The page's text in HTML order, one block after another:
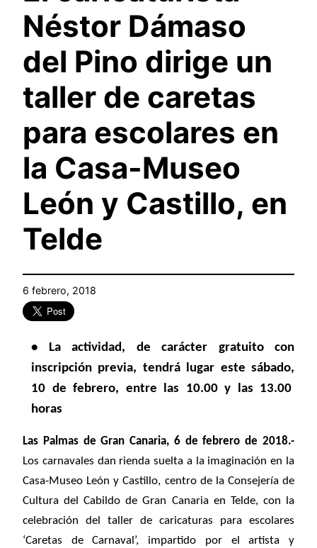
Néstor Dámaso
del Pino dirige un
taller de caretas
para escolares en
la Casa-Museo
León y Castillo, en
Telde
6 febrero, 2018
• La actividad, de carácter gratuito con
inscripción previa, tendrá lugar este sábado,
10 de febrero, entre las 10.00 y las 13.00
horas
Las Palmas de Gran Canaria, 6 de febrero de 2018.-
Los carnavales dan rienda suelta a la imaginación en la
Casa-Museo León y Castillo, centro de la Consejería de
Cultura del Cabildo de Gran Canaria en Telde, con la
celebración del taller de caricaturas para escolares
‘Caretas de Carnaval’, impartido por el artista y